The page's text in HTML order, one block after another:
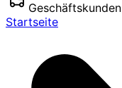
Geschäftskunden
Startseite